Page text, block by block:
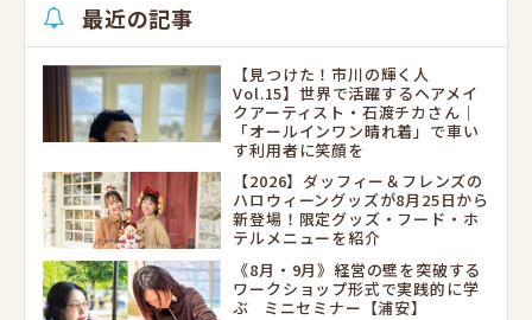
最近の記事
【見つけた！市川の輝く人
Vol.15】世界で活躍するヘアメイ
クアーティスト・石渡チカさん｜
「オールインワン晴れ着」で車い
す利用者に笑顔を
【2026】ダッフィー＆フレンズの
ハロウィーングッズが8月25日から
新登場！限定グッズ・フード・ホ
テルメニューを紹介
《8月・9月》経営の壁を突破する
ワークショップ形式で実践的に学
ぶ ミニセミナー【浦安】